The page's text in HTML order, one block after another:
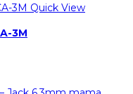
Quick View
3M